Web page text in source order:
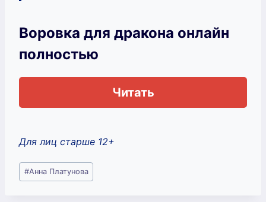
Воровка для дракона онлайн
полностью
Читать
Для лиц старше 12+
Метки
записи:
#Анна Платунова